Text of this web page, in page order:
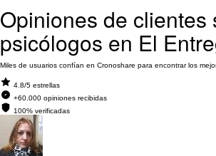
Opiniones de clientes
psicólogos en El
Miles de usuarios confían en Cronoshare para encontrar los
4.8/5 estrellas
+60.000 opiniones recibidas
100% verificadas